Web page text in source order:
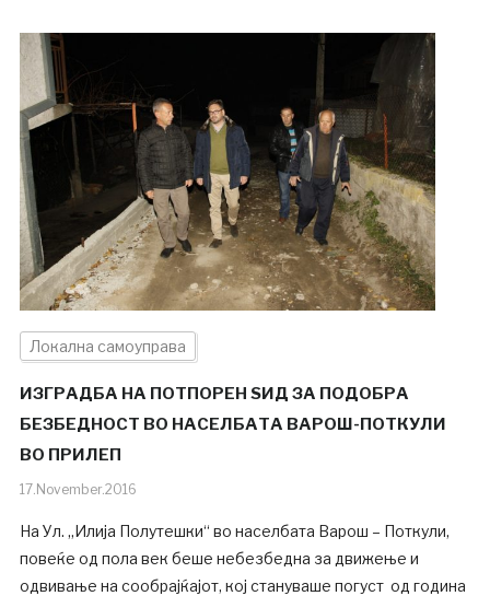
Локална самоуправа
ИЗГРАДБА НА ПОТПОРЕН ЅИД ЗА ПОДОБРА
БЕЗБЕДНОСТ ВО НАСЕЛБАТА ВАРОШ-ПОТКУЛИ
ВО ПРИЛЕП
17.November.2016
На Ул. „Илија Полутешки“ во населбата Варош – Поткули,
повеќе од пола век беше небезбедна за движење и
одвивање на сообрајќајот, кој стануваше погуст од година